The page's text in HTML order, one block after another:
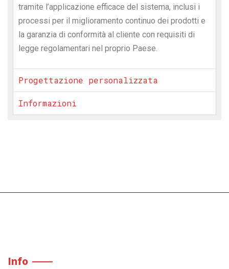
tramite l’applicazione efficace del sistema, inclusi i
processi per il miglioramento continuo dei prodotti e
la garanzia di conformità al cliente con requisiti di
legge regolamentari nel proprio Paese.
Progettazione personalizzata
Informazioni
Info